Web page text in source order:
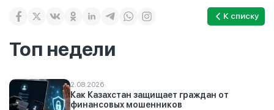
К списку
Топ недели
2.08.2026
Как Казахстан защищает граждан от
финансовых мошенников